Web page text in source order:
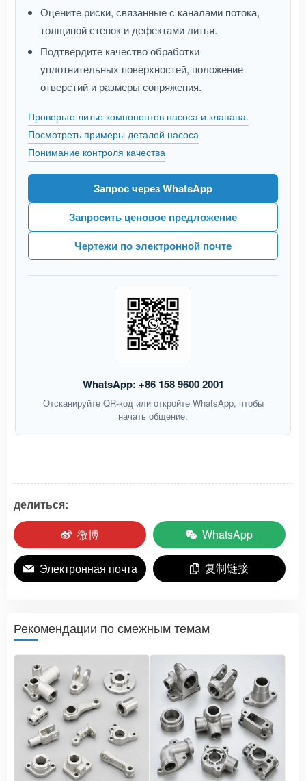
Оцените риски, связанные с каналами потока,
толщиной стенок и дефектами литья.
Подтвердите качество обработки
уплотнительных поверхностей, положение
отверстий и размеры сопряжения.
Проверьте литье компонентов насоса и клапана.
Посмотреть примеры деталей насоса
Понимание контроля качества
Запрос через WhatsApp
Запросить ценовое предложение
Чертежи по электронной почте
WhatsApp: +86 158 9600 2001
Отсканируйте QR-код или откройте WhatsApp, чтобы
начать общение.
делиться:
微博
WhatsApp
Электронная почта 复制链接
Рекомендации по смежным темам